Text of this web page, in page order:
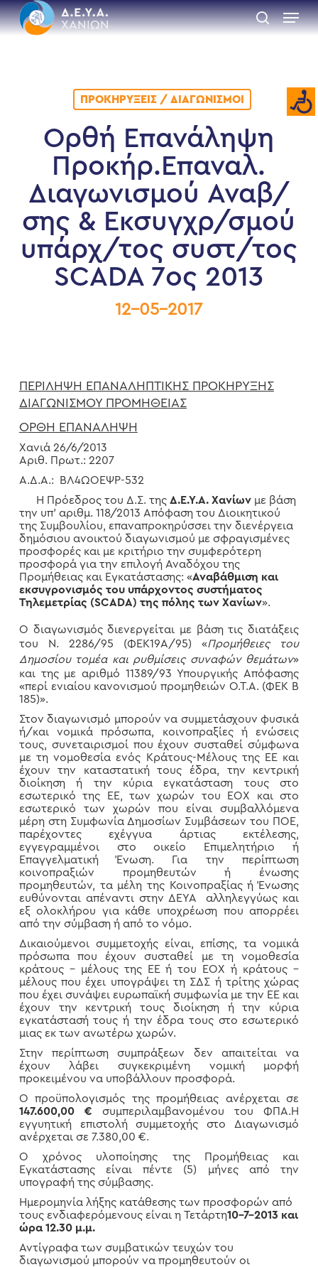
Skip
to
main
search
Menu
ΠΡΟΚΗΡΎΞΕΙΣ / ΔΙΑΓΩΝΙΣΜΟΊ
Ορθή Επανάληψη
Προκήρ.Επαναλ.
Διαγωνισμού Αναβ/
σης & Εκσυγχρ/σμού
υπάρχ/τος συστ/τος
SCADA 7ος 2013
12-05-2017
ΠΕΡΙΛΗΨΗ ΕΠΑΝΑΛΗΠΤΙΚΗΣ ΠΡΟΚΗΡΥΞΗΣ
ΔΙΑΓΩΝΙΣΜΟΥ ΠΡΟΜΗΘΕΙΑΣ
ΟΡΘΗ ΕΠΑΝΑΛΗΨΗ
Χανιά 26/6/2013
Αριθ. Πρωτ.: 2207
Α.Δ.Α.: ΒΛ4ΩΟΕΨΡ-532
Η Πρόεδρος του Δ.Σ. της Δ.Ε.Υ.Α. Χανίωνμε βάση
την υπ’ αριθμ. 118/2013 Απόφαση του Διοικητικού
της Συμβουλίου, επαναπροκηρύσσει την διενέργεια
δημόσιου ανοικτού διαγωνισμού με σφραγισμένες
προσφορές και με κριτήριο την συμφερότερη
προσφορά για την επιλογή Αναδόχου της
Προμήθειας και Εγκατάστασης: «Αναβάθμιση και
εκσυγρονισμός του υπάρχοντος συστήματος
Τηλεμετρίας (SCADA) της πόλης των Χανίων».
Ο διαγωνισμός διενεργείται με βάση τις διατάξεις
του Ν. 2286/95 (ΦΕΚ19Α/95) «Προμήθειες του
Δημοσίου τομέα και ρυθμίσεις συναφών θεμάτων»
και της με αριθμό 11389/93 Υπουργικής Απόφασης
«περί ενιαίου κανονισμού προμηθειών Ο.Τ.Α. (ΦΕΚ Β
185)».
Στον διαγωνισμό μπορούν να συμμετάσχουν φυσικά
ή/και νομικά πρόσωπα, κοινοπραξίες ή ενώσεις
τους, συνεταιρισμοί που έχουν συσταθεί σύμφωνα
με τη νομοθεσία ενός Κράτους-Μέλους της ΕΕ και
έχουν την καταστατική τους έδρα, την κεντρική
διοίκηση ή την κύρια εγκατάσταση τους στο
εσωτερικό της ΕΕ, των χωρών του ΕΟΧ και στο
εσωτερικό των χωρών που είναι συμβαλλόμενα
μέρη στη Συμφωνία Δημοσίων Συμβάσεων του ΠΟΕ,
παρέχοντες εχέγγυα άρτιας εκτέλεσης,
εγγεγραμμένοι στο οικείο Επιμελητήριο ή
Επαγγελματική Ένωση. Για την περίπτωση
κοινοπραξιών προμηθευτών ή ένωσης
προμηθευτών, τα μέλη της Κοινοπραξίας ή Ένωσης
ευθύνονται απέναντι στην ΔΕΥΑ αλληλεγγύως και
εξ ολοκλήρου για κάθε υποχρέωση που απορρέει
από την σύμβαση ή από το νόμο.
Δικαιούμενοι συμμετοχής είναι, επίσης, τα νομικά
πρόσωπα που έχουν συσταθεί με τη νομοθεσία
κράτους – μέλους της ΕΕ ή του ΕΟΧ ή κράτους –
μέλους που έχει υπογράψει τη ΣΔΣ ή τρίτης χώρας
που έχει συνάψει ευρωπαϊκή συμφωνία με την ΕΕ και
έχουν την κεντρική τους διοίκηση ή την κύρια
εγκατάστασή τους ή την έδρα τους στο εσωτερικό
μιας εκ των ανωτέρω χωρών.
Στην περίπτωση συμπράξεων δεν απαιτείται να
έχουν λάβει συγκεκριμένη νομική μορφή
προκειμένου να υποβάλλουν προσφορά.
Ο προϋπολογισμός της προμήθειας ανέρχεται σε
147.600,00 € συμπεριλαμβανομένου του ΦΠΑ.Η
εγγυητική επιστολή συμμετοχής στο Διαγωνισμό
ανέρχεται σε 7.380,00 €.
Ο χρόνος υλοποίησης της Προμήθειας και
Εγκατάστασης είναι πέντε (5) μήνες από την
υπογραφή της σύμβασης.
Ημερομηνία λήξης κατάθεσης των προσφορών από
τους ενδιαφερόμενους είναι η Τετάρτη10-7-2013 και
ώρα 12.30 μ.μ.
Αντίγραφα των συμβατικών τευχών του
διαγωνισμού μπορούν να προμηθευτούν οι